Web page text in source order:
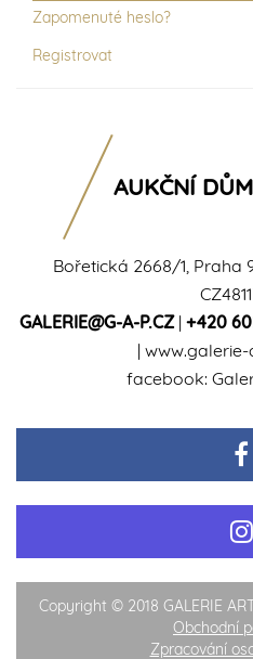
Zapomenuté heslo?
Registrovat
Bořetická 2668/1, Praha
GALERIE@G-A-P.CZ| +420
|
facebook:
AUKČNÍ
Copyright © 2018 GALERIE
Obchodní
Zpracování